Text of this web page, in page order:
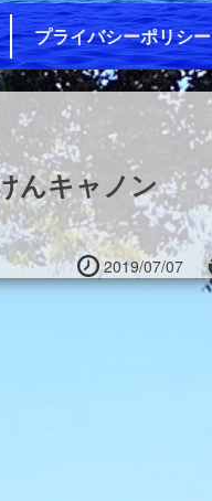
プライバシーポリシー
んキャノン
2019/07/07